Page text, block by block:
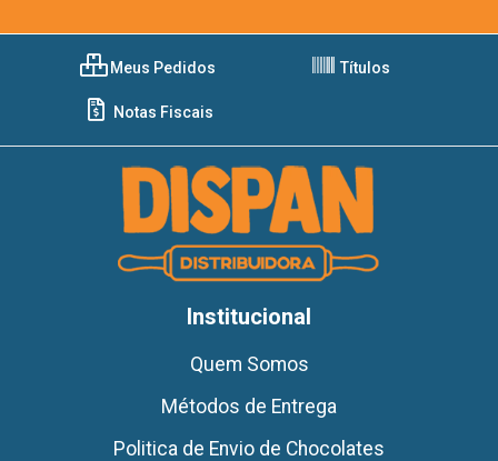
Meus Pedidos Títulos
Notas Fiscais
Institucional
Quem Somos
Métodos de Entrega
Politica de Envio de Chocolates